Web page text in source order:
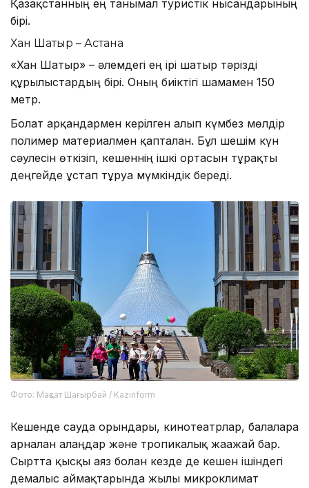
Қазақстанның ең танымал туристік нысандарының
бірі.
Хан Шатыр – Астана
«Хан Шатыр» – әлемдегі ең ірі шатыр тәрізді
құрылыстардың бірі. Оның биіктігі шамамен 150
метр.
Болат арқандармен керілген алып күмбез мөлдір
полимер материалмен қапталған. Бұл шешім күн
сәулесін өткізіп, кешеннің ішкі ортасын тұрақты
деңгейде ұстап тұруға мүмкіндік береді.
Фото: Мақсат Шағырбай / Kazinform
Кешенде сауда орындары, кинотеатрлар, балаларға
арналған алаңдар және тропикалық жағажай бар.
Сыртта қысқы аяз болған кезде де кешен ішіндегі
демалыс аймақтарында жылы микроклимат